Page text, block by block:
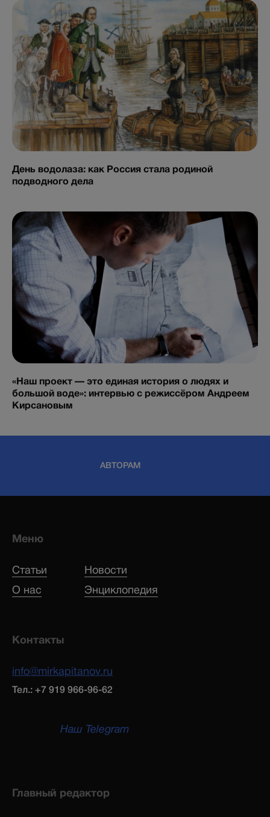
День водолаза: как Россия стала родиной
подводного дела
«Наш проект — это единая история о людях и
большой воде»: интервью с режиссёром Андреем
Кирсановым
АВТОРАМ
Меню
Статьи
Новости
О нас
Энциклопедия
Контакты
info@mirkapitanov.ru
Тел.: +7 919 966-96-62
Наш Telegram
Главный редактор